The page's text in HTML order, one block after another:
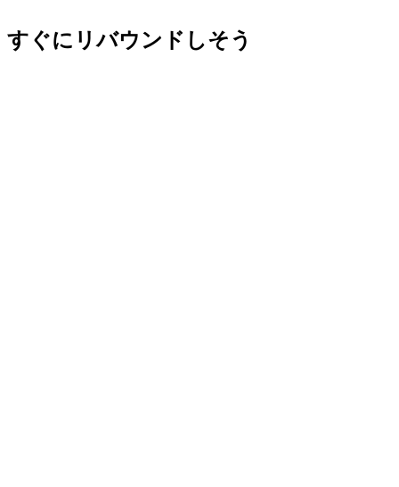
すぐにリバウンドしそう